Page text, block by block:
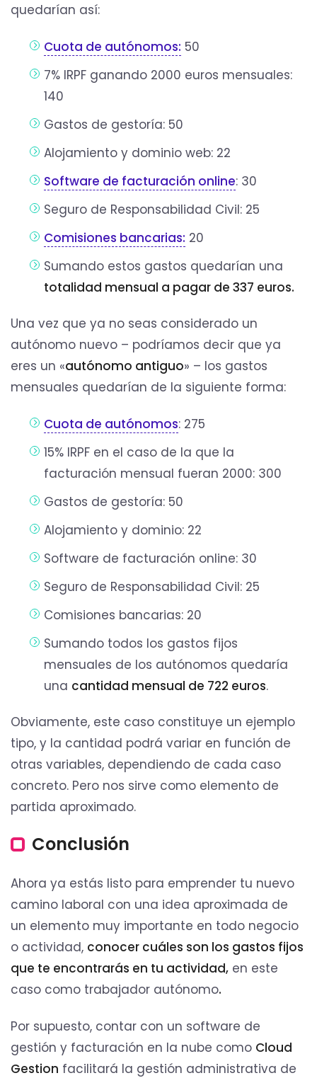
quedarían así:
Cuota de autónomos: 50
7% IRPF ganando 2000 euros mensuales:
140
Gastos de gestoría: 50
Alojamiento y dominio web: 22
Software de facturación online: 30
Seguro de Responsabilidad Civil: 25
Comisiones bancarias: 20
Sumando estos gastos quedarían una
totalidad mensual a pagar de 337 euros.
Una vez que ya no seas considerado un
autónomo nuevo – podríamos decir que ya
eres un «autónomo antiguo» – los gastos
mensuales quedarían de la siguiente forma:
Cuota de autónomos: 275
15% IRPF en el caso de la que la
facturación mensual fueran 2000: 300
Gastos de gestoría: 50
Alojamiento y dominio: 22
Software de facturación online: 30
Seguro de Responsabilidad Civil: 25
Comisiones bancarias: 20
Sumando todos los gastos fijos
mensuales de los autónomos quedaría
una cantidad mensual de 722 euros.
Obviamente, este caso constituye un ejemplo
tipo, y la cantidad podrá variar en función de
otras variables, dependiendo de cada caso
concreto. Pero nos sirve como elemento de
partida aproximado.
Conclusión
Ahora ya estás listo para emprender tu nuevo
camino laboral con una idea aproximada de
un elemento muy importante en todo negocio
o actividad, conocer cuáles son los gastos fijos
que te encontrarás en tu actividad, en este
caso como trabajador autónomo.
Por supuesto, contar con un software de
gestión y facturación en la nube como Cloud
Gestion facilitará la gestión administrativa de